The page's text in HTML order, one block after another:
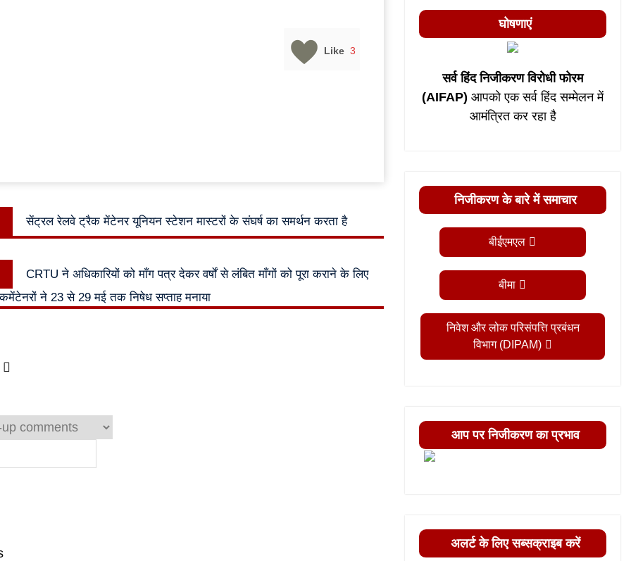
Like 3
Previous
post:
सेंट्रल रेलवे ट्रैक मेंटेनर यूनियन स्टेशन मास्टरों के संघर्ष का समर्थन करता है
post:
CRTU ने अधिकारियों को माँग पत्र देकर वर्षों से लंबित माँगों को पूरा कराने के लिए
ने 23 से 29 मई तक निषेध सप्ताह मनाया
घोषणाएं
सर्व हिंद निजीकरण विरोधी फोरम
(AIFAP) आपको एक सर्व हिंद सम्मेलन में
आमंत्रित कर रहा है
निजीकरण के बारे में समाचार
बीईएमएल
बीमा
निवेश और लोक परिसंपत्ति प्रबंधन
विभाग (DIPAM)
आप पर निजीकरण का प्रभाव
अलर्ट के लिए सब्सक्राइब करें